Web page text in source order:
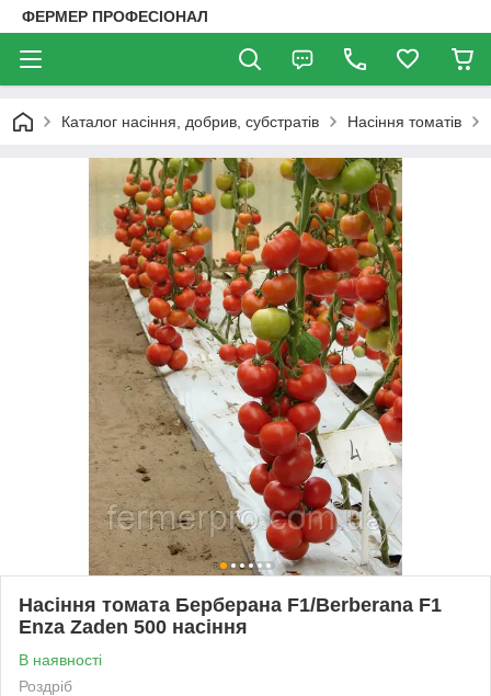
ФЕРМЕР ПРОФЕСІОНАЛ
Каталог насіння, добрив, субстратів Насіння томатів
Насіння томата Берберана F1/Berberana F1
Enza Zaden 500 насіння
В наявності
Роздріб